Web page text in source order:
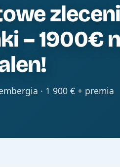
– 1900€
· 1 900 € + premia